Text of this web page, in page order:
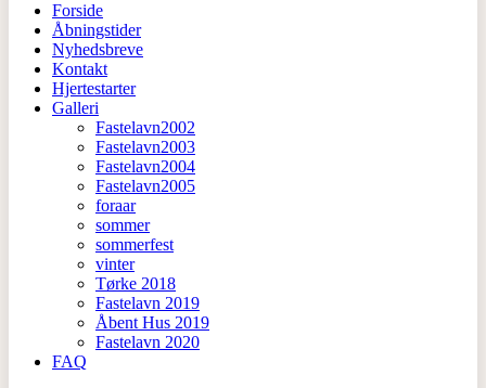
Forside
Åbningstider
Nyhedsbreve
Kontakt
Hjertestarter
Galleri
Fastelavn2002
Fastelavn2003
Fastelavn2004
Fastelavn2005
foraar
sommer
sommerfest
vinter
Tørke 2018
Fastelavn 2019
Åbent Hus 2019
Fastelavn 2020
FAQ